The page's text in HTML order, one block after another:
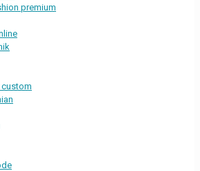
premium
custom